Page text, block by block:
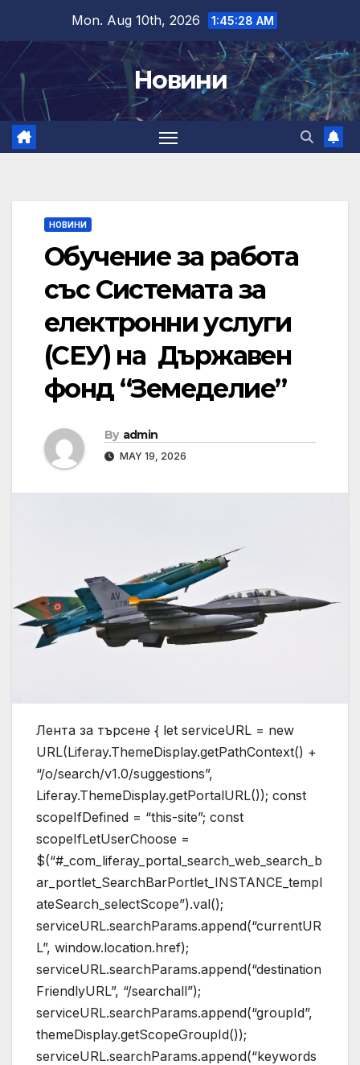
content
Mon. Aug 10th, 2026 1:45:29 AM
Новини
НОВИНИ
Обучение за работа
със Системата за
електронни услуги
(СЕУ) на Държавен
фонд “Земеделие”
By admin
MAY 19, 2026
Лента за търсене { let serviceURL = new
URL(Liferay.ThemeDisplay.getPathContext() +
“/o/search/v1.0/suggestions”,
Liferay.ThemeDisplay.getPortalURL()); const
scopeIfDefined = “this-site”; const
scopeIfLetUserChoose =
$(“#_com_liferay_portal_search_web_search_b
ar_portlet_SearchBarPortlet_INSTANCE_templ
ateSearch_selectScope”).val();
serviceURL.searchParams.append(“currentUR
L”, window.location.href);
serviceURL.searchParams.append(“destination
FriendlyURL”, “/searchall”);
serviceURL.searchParams.append(“groupId”,
themeDisplay.getScopeGroupId());
serviceURL.searchParams.append(“keywords